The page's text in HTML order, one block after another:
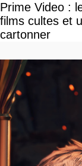
Prime Video :
films cultes et
cartonner